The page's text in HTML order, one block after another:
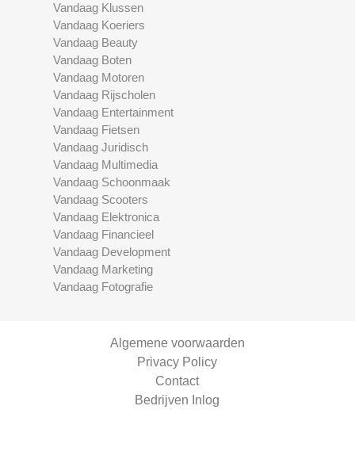
Vandaag Klussen
Vandaag Koeriers
Vandaag Beauty
Vandaag Boten
Vandaag Motoren
Vandaag Rijscholen
Vandaag Entertainment
Vandaag Fietsen
Vandaag Juridisch
Vandaag Multimedia
Vandaag Schoonmaak
Vandaag Scooters
Vandaag Elektronica
Vandaag Financieel
Vandaag Development
Vandaag Marketing
Vandaag Fotografie
Algemene voorwaarden
Privacy Policy
Contact
Bedrijven Inlog